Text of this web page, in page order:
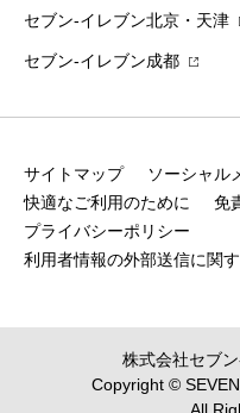
セブン‐イレブン北京・天津
セブン‐イレブン成都
サイトマップ
ソーシャル
快適なご利用のために
免
プライバシーポリシー
利用者情報の外部送信に関
株式会社セブ
Copyright ©